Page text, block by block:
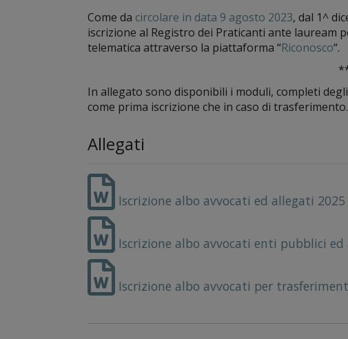
Come da circolare in data 9 agosto 2023, dal 1^
iscrizione al Registro dei Praticanti ante lauream
telematica attraverso la piattaforma “Riconosco“.
In allegato sono disponibili i moduli, completi
come prima iscrizione che in caso di trasferimento.
Allegati
Iscrizione albo avvocati ed allegati 2025
Iscrizione albo avvocati enti pubblici ed
Iscrizione albo avvocati per